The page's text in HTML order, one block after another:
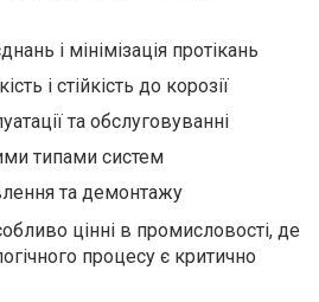
і мінімізація протікань
і стійкість до корозії
та обслуговуванні
типами систем
та демонтажу
цінні в промисловості, де
процесу є критично